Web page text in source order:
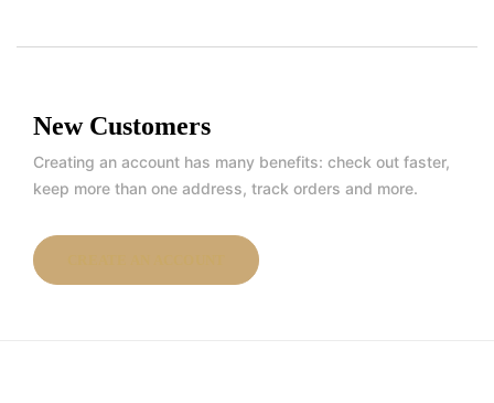
New Customers
Creating an account has many benefits: check out faster,
keep more than one address, track orders and more.